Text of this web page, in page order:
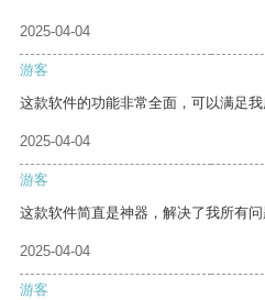
2025-04-04
游客
这款软件的功能非常全面，可以满足我
2025-04-04
游客
这款软件简直是神器，解决了我所有问
2025-04-04
游客